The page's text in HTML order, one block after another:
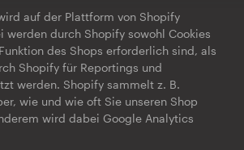
auf der Plattform von Shopify
werden durch Shopify sowohl Cookies
des Shops erforderlich sind, als
Shopify für Reportings und
werden. Shopify sammelt z. B.
wie und wie oft Sie unseren Shop
wird dabei Google Analytics
O-TON 130
Inox Traxx | Love Letter